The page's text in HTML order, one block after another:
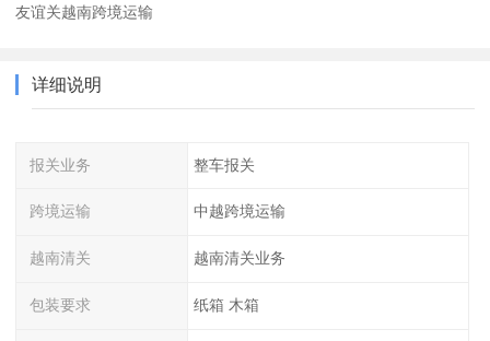
友谊关越南跨境运输
详细说明
报关业务 整车报关
跨境运输 中越跨境运输
越南清关 越南清关业务
包装要求 纸箱 木箱